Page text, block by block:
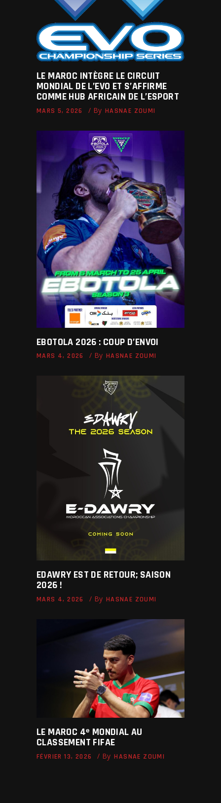
LE MAROC INTÈGRE LE CIRCUIT
MONDIAL DE L’EVO ET S’AFFIRME
COMME HUB AFRICAIN DE L’ESPORT
MARS 5, 2026 By HASNAE ZOUMI
EBOTOLA 2026 : COUP D’ENVOI
MARS 4, 2026 By HASNAE ZOUMI
EDAWRY EST DE RETOUR; SAISON
2026 !
MARS 4, 2026 By HASNAE ZOUMI
LE MAROC 4ᵉ MONDIAL AU
CLASSEMENT FIFAE
FÉVRIER 13, 2026 By HASNAE ZOUMI